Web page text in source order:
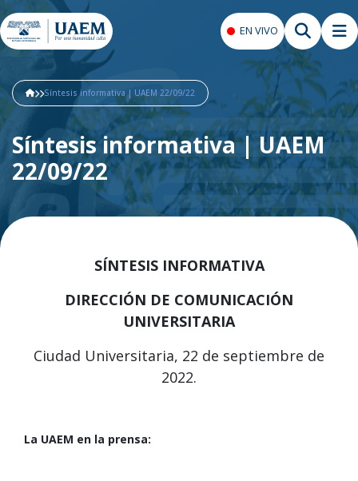
EN VIVO
Síntesis informativa | UAEM 22/09/22
Síntesis informativa | UAEM
22/09/22
SÍNTESIS INFORMATIVA
DIRECCIÓN DE COMUNICACIÓN
UNIVERSITARIA
Ciudad Universitaria, 22 de septiembre de
2022.
La UAEM en la prensa: